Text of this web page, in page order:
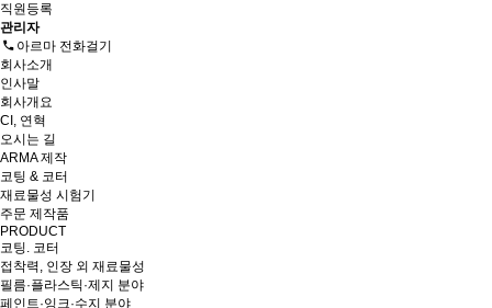
직원등록
관리자
아르마 전화걸기
회사소개
인사말
회사개요
CI, 연혁
오시는 길
ARMA 제작
코팅 & 코터
재료물성 시험기
주문 제작품
PRODUCT
코팅. 코터
접착력, 인장 외 재료물성
필름·플라스틱·제지 분야
페인트·잉크·수지 분야